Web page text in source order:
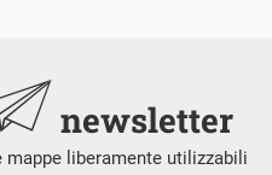
newsletter
liberamente utilizzabili